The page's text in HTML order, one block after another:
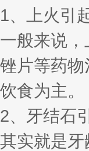
1、上火引
一般来说
锉片等药物
饮食为主。
2、牙结石
其实就是